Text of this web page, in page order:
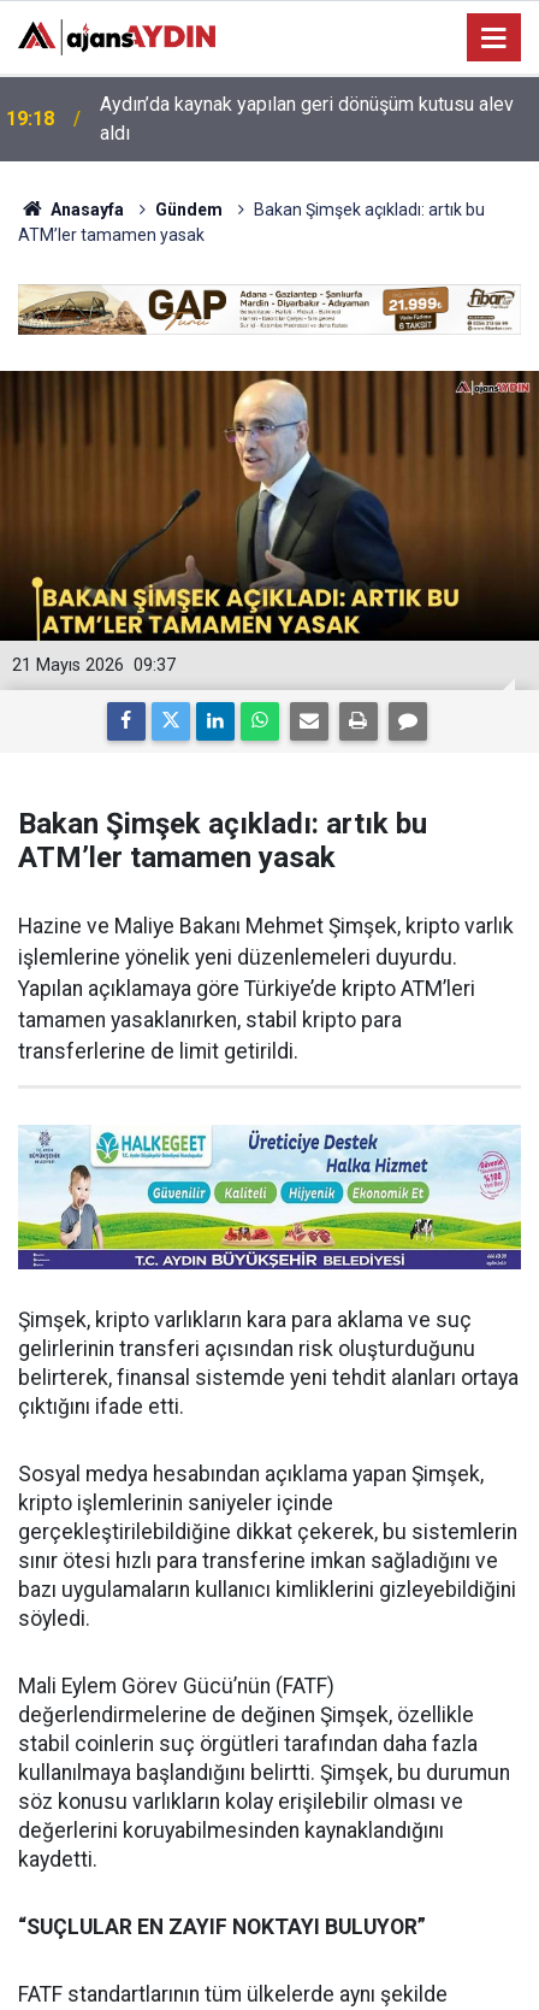
17:34 Aydın’da otomobil karşı şeritteki araca çarptı
Anasayfa Gündem
Bakan Şimşek açıkladı: artık bu
ATM’ler tamamen yasak
09:37
21 Mayıs 2026
Bakan Şimşek açıkladı: artık bu
ATM’ler tamamen yasak
Hazine ve Maliye Bakanı Mehmet Şimşek, kripto varlık
işlemlerine yönelik yeni düzenlemeleri duyurdu.
Yapılan açıklamaya göre Türkiye’de kripto ATM’leri
tamamen yasaklanırken, stabil kripto para
transferlerine de limit getirildi.
Şimşek, kripto varlıkların kara para aklama ve suç
gelirlerinin transferi açısından risk oluşturduğunu
belirterek, finansal sistemde yeni tehdit alanları ortaya
çıktığını ifade etti.
Sosyal medya hesabından açıklama yapan Şimşek,
kripto işlemlerinin saniyeler içinde
gerçekleştirilebildiğine dikkat çekerek, bu sistemlerin
sınır ötesi hızlı para transferine imkan sağladığını ve
bazı uygulamaların kullanıcı kimliklerini gizleyebildiğini
söyledi.
Mali Eylem Görev Gücü’nün (FATF)
değerlendirmelerine de değinen Şimşek, özellikle
stabil coinlerin suç örgütleri tarafından daha fazla
kullanılmaya başlandığını belirtti. Şimşek, bu durumun
söz konusu varlıkların kolay erişilebilir olması ve
değerlerini koruyabilmesinden kaynaklandığını
kaydetti.
“SUÇLULAR EN ZAYIF NOKTAYI BULUYOR”
FATF standartlarının tüm ülkelerde aynı şekilde